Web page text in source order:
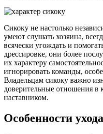
Сикоку не настолько
умеют слушать хозяина,
всячески угождать и
дрессировке, они более
их характеру
игнорировать команды,
Владельцам сикоку важно
доверительные отношения в
наставником.
Особенности